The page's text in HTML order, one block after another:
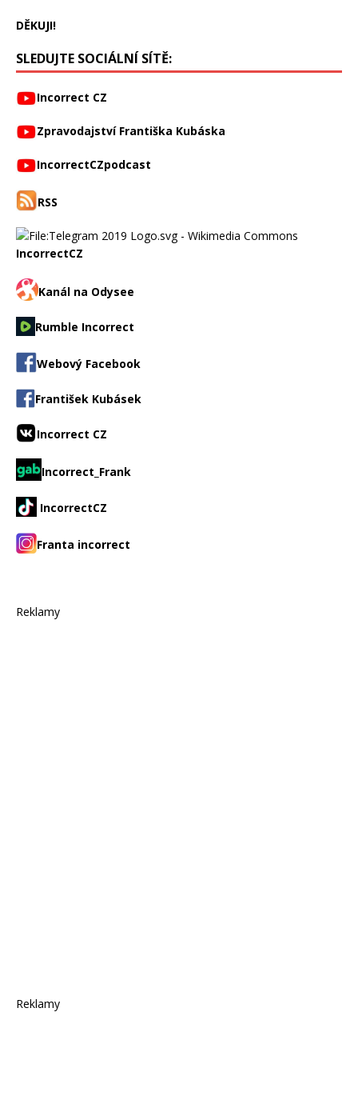
DĚKUJI!
SLEDUJTE SOCIÁLNÍ SÍTĚ:
Incorrect CZ
Zpravodajství Františka Kubáska
IncorrectCZpodcast
RSS
IncorrectCZ
Kanál na Odysee
Rumble Incorrect
Webový Facebook
František Kubásek
Incorrect CZ
Incorrect_Frank
IncorrectCZ
Franta incorrect
Reklamy
Reklamy